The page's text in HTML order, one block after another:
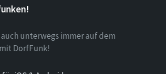
unterwegs immer auf dem
DorfFunk!